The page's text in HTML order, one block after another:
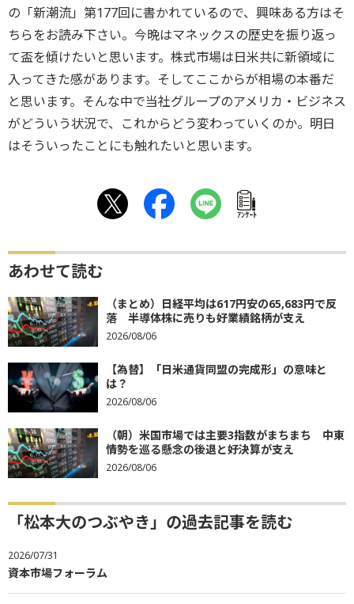
の「新潮流」第177回に書かれているので、興味ある方はそ
ちらをお読み下さい。今晩はマネックスの歴史を振り返っ
て盃を傾けたいと思います。株式市場は日米共に新領域に
入ってきた感があります。そしてここからが相場の本番だ
と思います。そんな中で当社グループのアメリカ・ビジネス
がどういう状況で、これからどう変わっていくのか。明日
はそういったことにも触れたいと思います。
ｱﾝｹｰﾄ
あわせて読む
（まとめ）日経平均は617円安の65,683円で反
落 半導体株に売りも好業績銘柄が支え
2026/08/06
【為替】「日米通貨同盟の完成形」の意味と
は？
2026/08/06
（朝）米国市場では主要3指数がまちまち 中東
情勢を巡る懸念の後退と好決算が支え
2026/08/06
「松本大のつぶやき」の過去記事を読む
2026/07/31
資本市場フォーラム